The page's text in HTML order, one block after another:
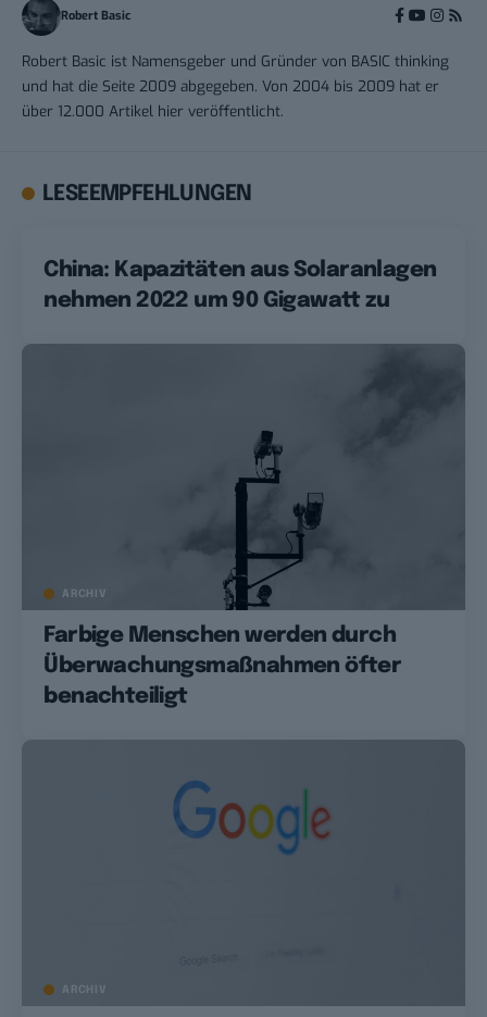
Robert Basic
Robert Basic ist Namensgeber und Gründer von BASIC thinking
und hat die Seite 2009 abgegeben. Von 2004 bis 2009 hat er
über 12.000 Artikel hier veröffentlicht.
LESEEMPFEHLUNGEN
China: Kapazitäten aus Solaranlagen
nehmen 2022 um 90 Gigawatt zu
ARCHIV
Farbige Menschen werden durch
Überwachungsmaßnahmen öfter
benachteiligt
ARCHIV